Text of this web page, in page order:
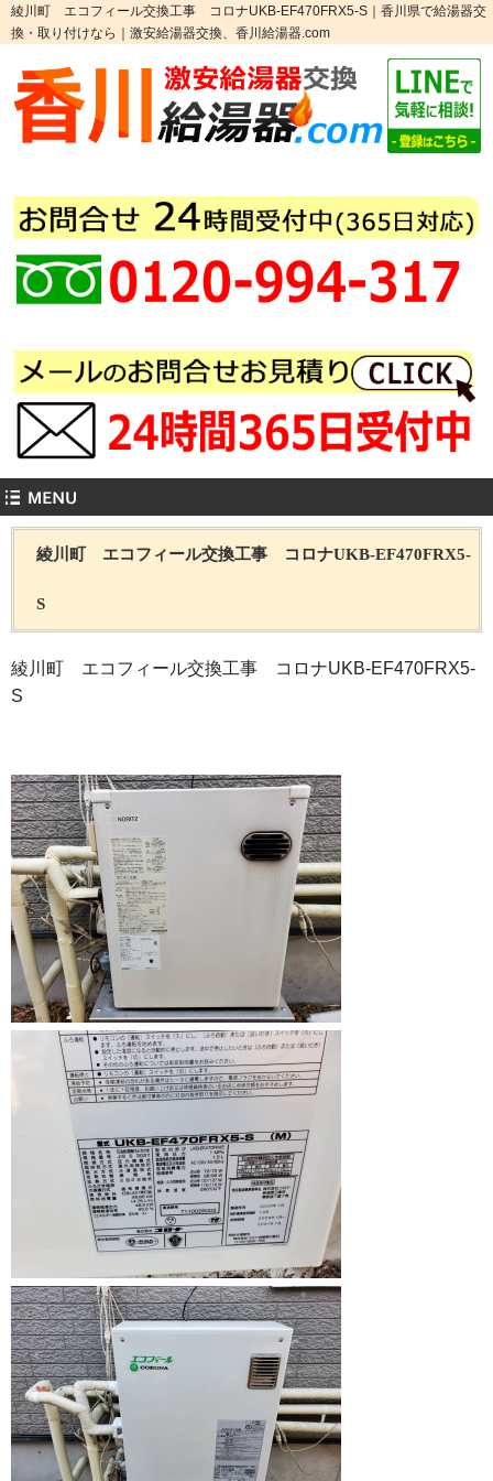
綾川町 エコフィール交換工事 コロナUKB-EF470FRX5-S｜香川県で給湯器交
換・取り付けなら｜激安給湯器交換、香川給湯器.com
綾川町 エコフィール交換工事 コロナUKB-EF470FRX5-
S
綾川町 エコフィール交換工事 コロナUKB-EF470FRX5-
S